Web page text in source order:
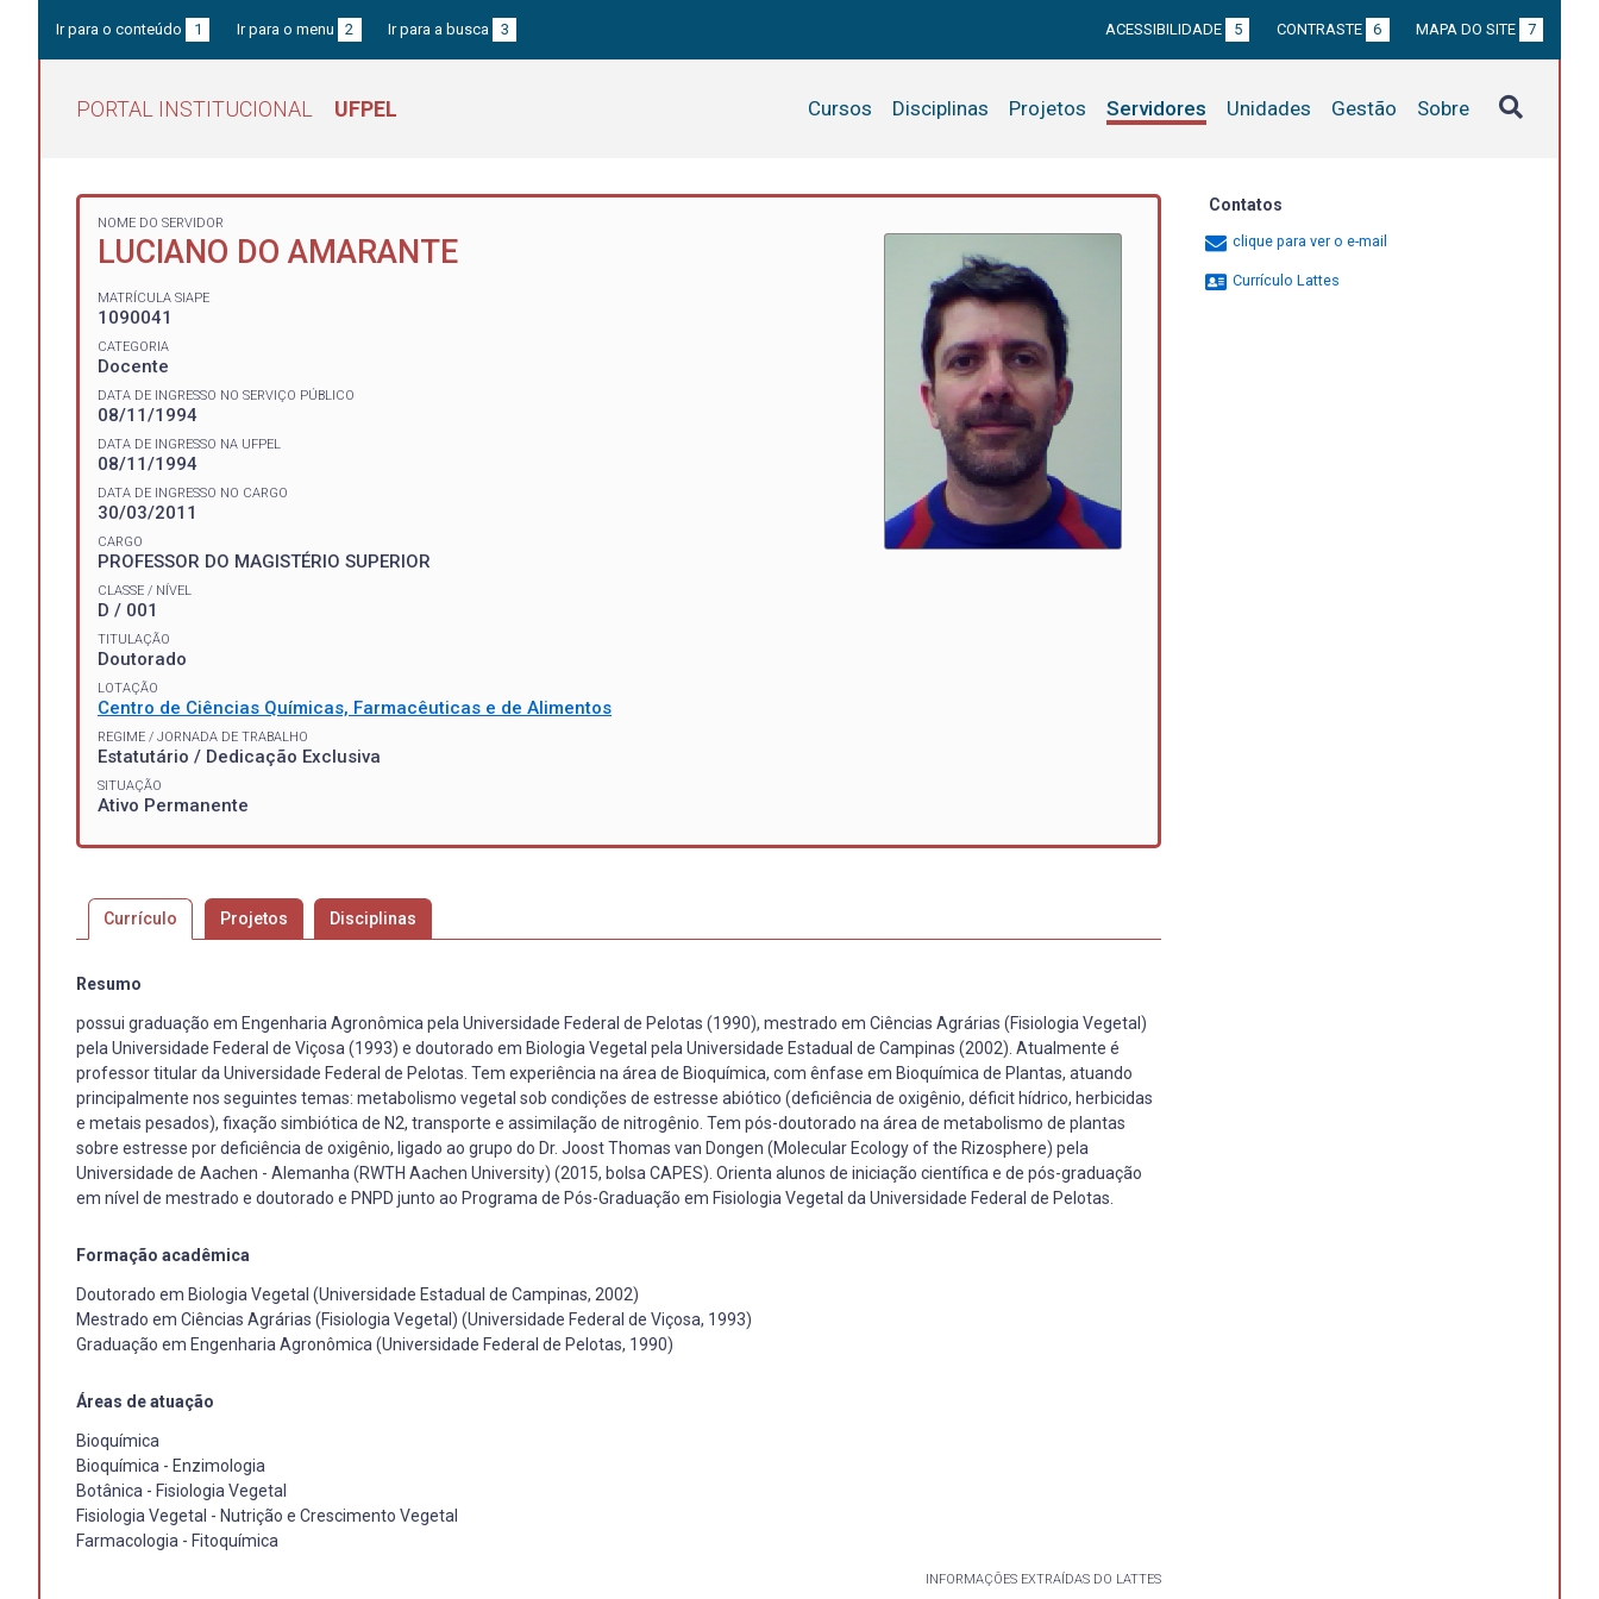
Ir para o conteúdo 1 Ir para o menu 2 Ir para a busca 3 ACESSIBILIDADE 5 CONTRASTE 6 MAPA DO SITE 7
PORTAL INSTITUCIONAL UFPEL Cursos Disciplinas Projetos Servidores Unidades Gestão Sobre
NOME DO SERVIDOR
LUCIANO DO AMARANTE
MATRÍCULA SIAPE
1090041
CATEGORIA
Docente
DATA DE INGRESSO NO SERVIÇO PÚBLICO
08/11/1994
DATA DE INGRESSO NA UFPEL
08/11/1994
DATA DE INGRESSO NO CARGO
30/03/2011
CARGO
PROFESSOR DO MAGISTÉRIO SUPERIOR
CLASSE / NÍVEL
D / 001
TITULAÇÃO
Doutorado
LOTAÇÃO
Centro de Ciências Químicas, Farmacêuticas e de Alimentos
REGIME / JORNADA DE TRABALHO
Estatutário / Dedicação Exclusiva
SITUAÇÃO
Ativo Permanente
Currículo Projetos Disciplinas
Resumo
possui graduação em Engenharia Agronômica pela Universidade Federal de Pelotas (1990), mestrado em Ciências Agrárias (Fisiologia Vegetal)
pela Universidade Federal de Viçosa (1993) e doutorado em Biologia Vegetal pela Universidade Estadual de Campinas (2002). Atualmente é
professor titular da Universidade Federal de Pelotas. Tem experiência na área de Bioquímica, com ênfase em Bioquímica de Plantas, atuando
principalmente nos seguintes temas: metabolismo vegetal sob condições de estresse abiótico (deficiência de oxigênio, déficit hídrico, herbicidas
e metais pesados), fixação simbiótica de N2, transporte e assimilação de nitrogênio. Tem pós-doutorado na área de metabolismo de plantas
sobre estresse por deficiência de oxigênio, ligado ao grupo do Dr. Joost Thomas van Dongen (Molecular Ecology of the Rizosphere) pela
Universidade de Aachen - Alemanha (RWTH Aachen University) (2015, bolsa CAPES). Orienta alunos de iniciação científica e de pós-graduação
em nível de mestrado e doutorado e PNPD junto ao Programa de Pós-Graduação em Fisiologia Vegetal da Universidade Federal de Pelotas.
Formação acadêmica
Doutorado em Biologia Vegetal (Universidade Estadual de Campinas, 2002)
Mestrado em Ciências Agrárias (Fisiologia Vegetal) (Universidade Federal de Viçosa, 1993)
Graduação em Engenharia Agronômica (Universidade Federal de Pelotas, 1990)
Áreas de atuação
Bioquímica
Bioquímica - Enzimologia
Botânica - Fisiologia Vegetal
Fisiologia Vegetal - Nutrição e Crescimento Vegetal
Farmacologia - Fitoquímica
INFORMAÇÕES EXTRAÍDAS DO LATTES
Contatos
clique para ver o e-mail
Currículo Lattes